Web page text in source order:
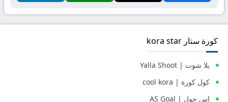
كورة ستار kora star
يلا شوت | Yalla Shoot
كول كورة | cool kora
اس جول | AS Goal